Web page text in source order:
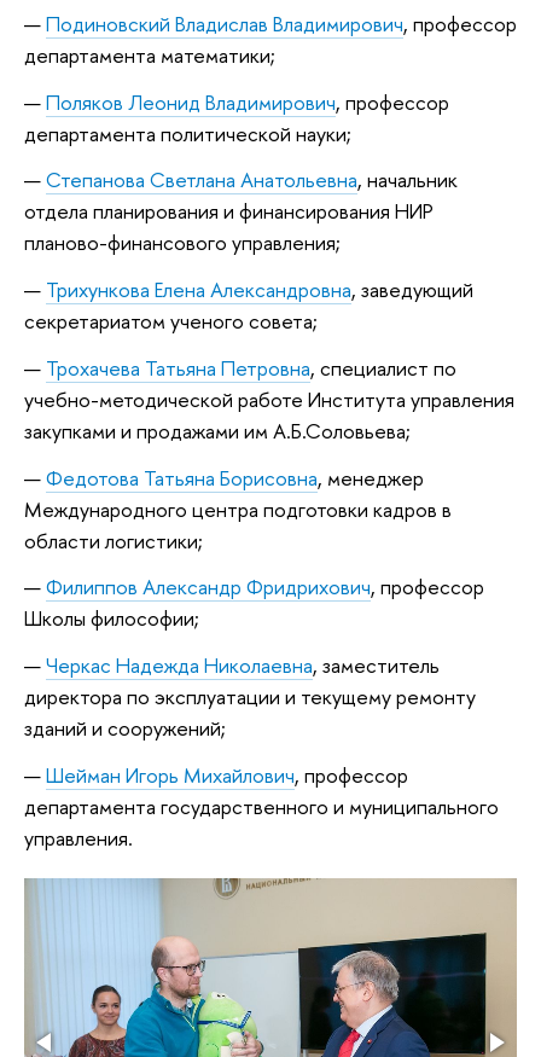
Подиновский Владислав Владимирович, профессор
департамента математики;
Поляков Леонид Владимирович, профессор
департамента политической науки;
Степанова Светлана Анатольевна, начальник
отдела планирования и финансирования НИР
планово-финансового управления;
Трихункова Елена Александровна, заведующий
секретариатом ученого совета;
Трохачева Татьяна Петровна, специалист по
учебно-методической работе Института управления
закупками и продажами им А.Б.Соловьева;
Федотова Татьяна Борисовна, менеджер
Международного центра подготовки кадров в
области логистики;
Филиппов Александр Фридрихович, профессор
Школы философии;
Черкас Надежда Николаевна, заместитель
директора по эксплуатации и текущему ремонту
зданий и сооружений;
Шейман Игорь Михайлович, профессор
департамента государственного и муниципального
управления.